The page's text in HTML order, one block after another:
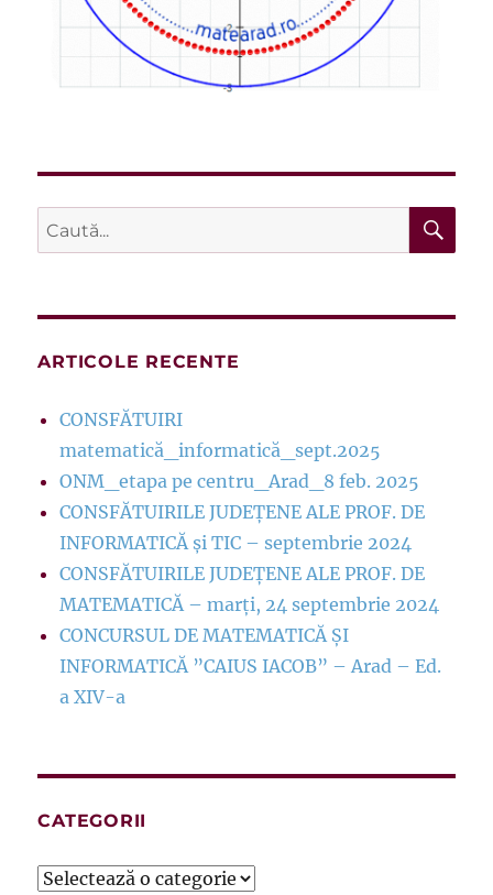
Caută
după:
ARTICOLE RECENTE
CONSFĂTUIRI
matematică_informatică_sept.2025
ONM_etapa pe centru_Arad_8 feb. 2025
CONSFĂTUIRILE JUDEȚENE ALE PROF. DE
INFORMATICĂ și TIC – septembrie 2024
CONSFĂTUIRILE JUDEȚENE ALE PROF. DE
MATEMATICĂ – marți, 24 septembrie 2024
CONCURSUL DE MATEMATICĂ ȘI
INFORMATICĂ ”CAIUS IACOB” – Arad – Ed.
a XIV-a
CATEGORII
Categorii